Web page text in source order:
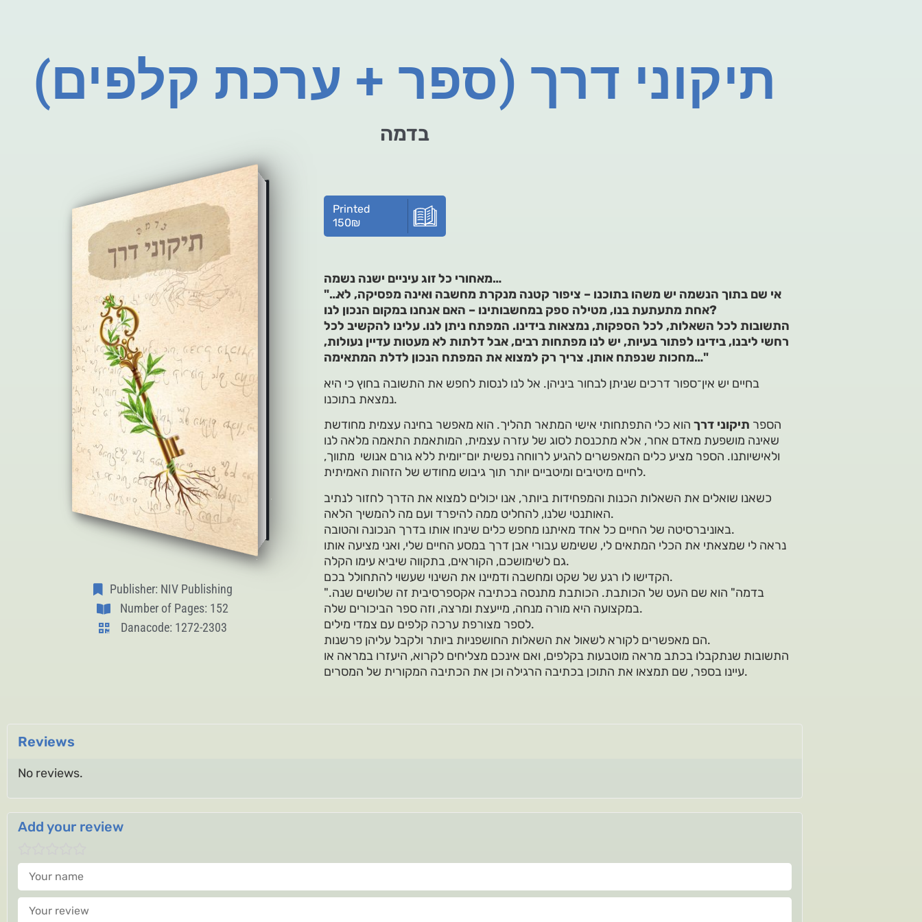
תיקוני דרך (ספר + ערכת קלפים)
בדמה
Publisher: NIV Publishing
Number of Pages: 152
Danacode: 1272-2303
Printed
150₪
מאחורי כל זוג עיניים ישנה נשמה…
"…אי שם בתוך הנשמה יש משהו בתוכנו – ציפור קטנה מנקרת מחשבה ואינה מפסיקה, לא
אחת מתעתעת בנו, מטילה ספק במחשבותינו – האם אנחנו במקום הנכון לנו?
התשובות לכל השאלות, לכל הספקות, נמצאות בידינו. המפתח ניתן לנו. עלינו להקשיב לכל
רחשי ליבנו, בידינו לפתור בעיות, יש לנו מפתחות רבים, אבל דלתות לא מעטות עדיין נעולות,
מחכות שנפתח אותן. צריך רק למצוא את המפתח הנכון לדלת המתאימה…"
בחיים יש אין־ספור דרכים שניתן לבחור ביניהן. אל לנו לנסות לחפש את התשובה בחוץ כי היא
נמצאת בתוכנו.
הספר תיקוני דרךהוא כלי התפתחותי אישי המתאר תהליך. הוא מאפשר בחינה עצמית מחודשת
שאינה מושפעת מאדם אחר, אלא מתכנסת לסוג של עזרה עצמית, המותאמת התאמה מלאה לנו
ולאישיותנו. הספר מציע כלים המאפשרים להגיע לרווחה נפשית יום־יומית ללא גורם אנושי מתווך,
לחיים מיטיבים ומיטביים יותר תוך גיבוש מחודש של הזהות האמיתית.
כשאנו שואלים את השאלות הכנות והמפחידות ביותר, אנו יכולים למצוא את הדרך לחזור לנתיב
האותנטי שלנו, להחליט ממה להיפרד ועם מה להמשיך הלאה.
באוניברסיטה של החיים כל אחד מאיתנו מחפש כלים שינחו אותו בדרך הנכונה והטובה.
נראה לי שמצאתי את הכלי המתאים לי, ששימש עבורי אבן דרך במסע החיים שלי, ואני מציעה אותו
גם לשימושכם, הקוראים, בתקווה שיביא עימו הקלה.
הקדישו לו רגע של שקט ומחשבה ודמיינו את השינוי שעשוי להתחולל בכם.
"בדמה" הוא שם העט של הכותבת. הכותבת מתנסה בכתיבה אקספרסיבית זה שלושים שנה.
במקצועה היא מורה מנחה, מייעצת ומרצה, וזה ספר הביכורים שלה.
לספר מצורפת ערכה קלפים עם צמדי מילים.
הם מאפשרים לקורא לשאול את השאלות החושפניות ביותר ולקבל עליהן פרשנות.
התשובות שנתקבלו בכתב מראה מוטבעות בקלפים, ואם אינכם מצליחים לקרוא, היעזרו במראה או
עיינו בספר, שם תמצאו את התוכן בכתיבה הרגילה וכן את הכתיבה המקורית של המסרים.
Reviews
No reviews.
Add your review
Your name
Your review